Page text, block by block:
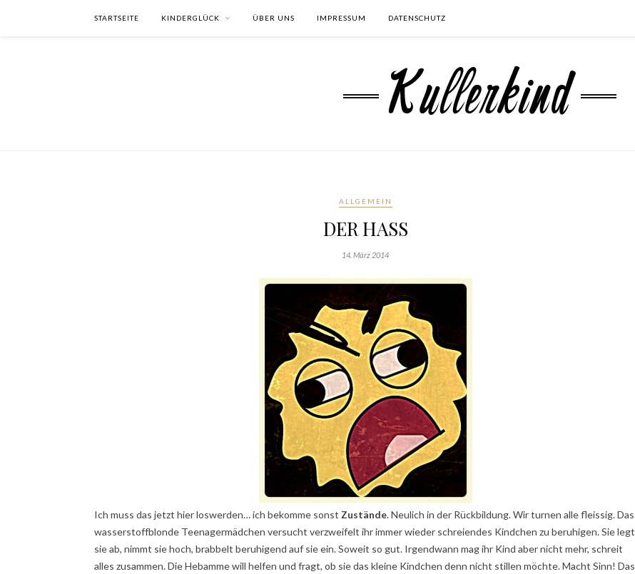
STARTSEITE KINDERGLÜCK ÜBER UNS IMPRESSUM DATENSCHUTZ
ALLGEMEIN
DER HASS
14. März 2014
Ich muss das jetzt hier loswerden… ich bekomme sonst Zustände. Neulich in der Rückbildung. Wir turnen alle fleissig. Das
wasserstoffblonde Teenagermädchen versucht verzweifelt ihr immer wieder schreiendes Kindchen zu beruhigen. Sie legt
sie ab, nimmt sie hoch, brabbelt beruhigend auf sie ein. Soweit so gut. Irgendwann mag ihr Kind aber nicht mehr, schreit
alles zusammen. Die Hebamme will helfen und fragt, ob sie das kleine Kindchen denn nicht stillen möchte. Macht Sinn! Das